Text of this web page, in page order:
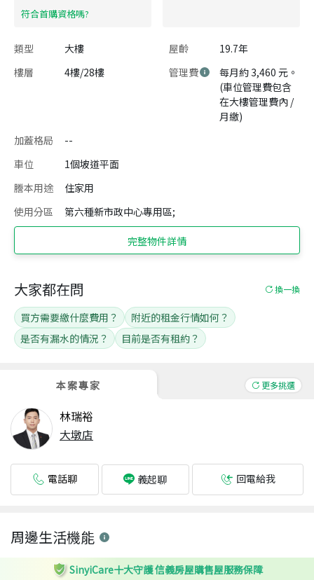
​符合首購資格嗎?
類型 大樓 屋齡
19.7年
樓層
4樓/28樓 管理費
每月約 3,460 元。
(車位管理費包含
在大樓管理費內 /
月繳)
加蓋格局
--
車位
1個坡道平面
謄本用途
住家用
使用分區
第六種新市政中心專用區;
完整物件詳情
本案專家 更多挑選
林瑞裕
大墩店
電話聊 義起聊 回電給我
大家都在問 換一換
買方需要繳什麼費用？
附近的租金行情如何？
是否有漏水的情況？
目前是否有租約？
周邊生活機能
SinyiCare十大守護 信義房屋購售屋服務保障